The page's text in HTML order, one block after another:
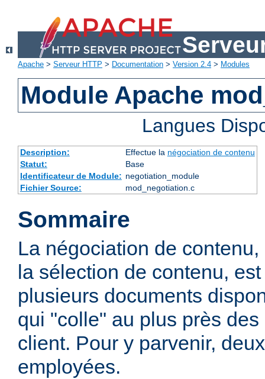
Apache > Serveur HTTP > Documentation > Version 2.4 > Modules
Module Apache
Langues
Description: Effectue la négociation de contenu
Statut:
Base
Identificateur de Module: negotiation_module
Fichier Source:
mod_negotiation.c
Sommaire
La négociation de
la sélection de contenu,
plusieurs documents
qui "colle" au plus près
client. Pour y parvenir,
employées.